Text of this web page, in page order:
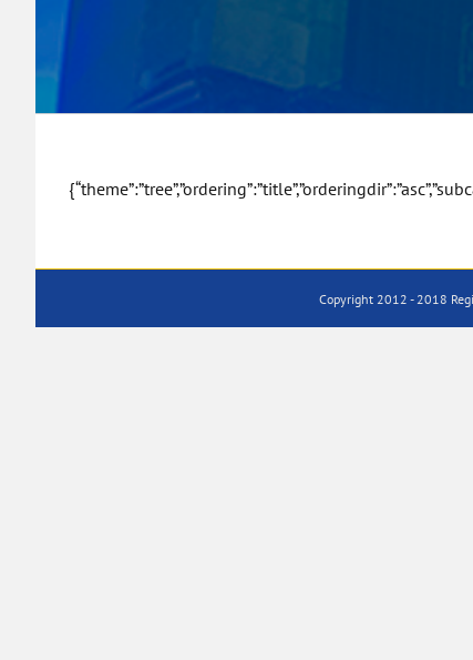
Copyright 2012 - 2018